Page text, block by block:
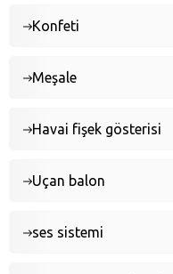
Konfeti
Meşale
Havai fişek gösterisi
Uçan balon
ses sistemi